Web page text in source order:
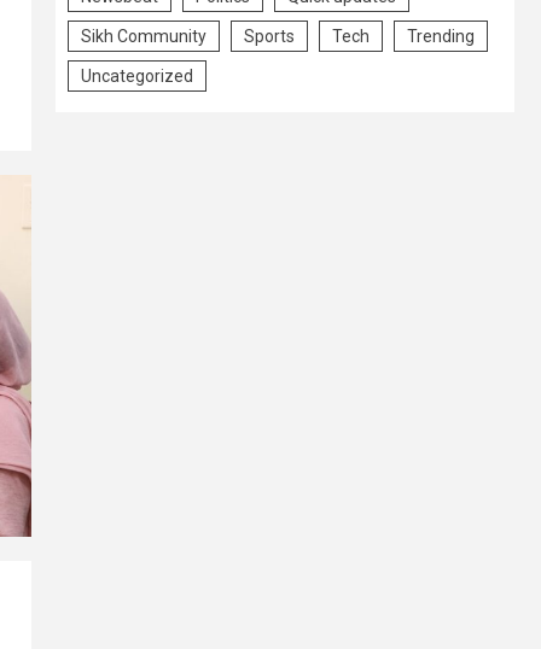
Sikh Community Sports Tech Trending
Uncategorized